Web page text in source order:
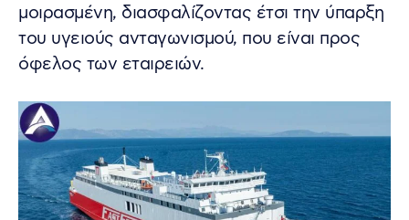
μοιρασμένη, διασφαλίζοντας έτσι την ύπαρξη
του υγειούς ανταγωνισμού, που είναι προς
όφελος των εταιρειών.